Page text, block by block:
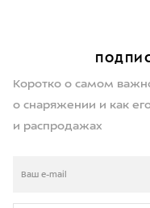
Коротко о самом
о снаряжении и как
и распродажах